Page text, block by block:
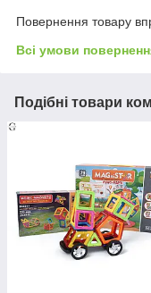
Повернення товару
Всі умови
Подібні товари